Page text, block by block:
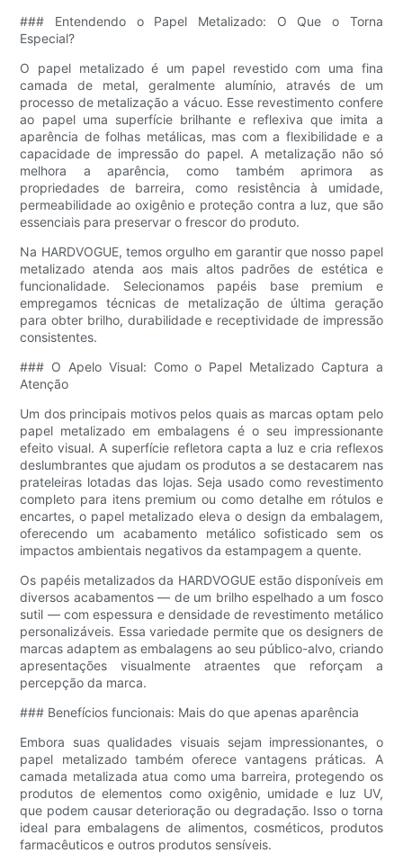
### Entendendo o Papel Metalizado: O Que o Torna
Especial?
O papel metalizado é um papel revestido com uma fina
camada de metal, geralmente alumínio, através de um
processo de metalização a vácuo. Esse revestimento confere
ao papel uma superfície brilhante e reflexiva que imita a
aparência de folhas metálicas, mas com a flexibilidade e a
capacidade de impressão do papel. A metalização não só
melhora a aparência, como também aprimora as
propriedades de barreira, como resistência à umidade,
permeabilidade ao oxigênio e proteção contra a luz, que são
essenciais para preservar o frescor do produto.
Na HARDVOGUE, temos orgulho em garantir que nosso papel
metalizado atenda aos mais altos padrões de estética e
funcionalidade. Selecionamos papéis base premium e
empregamos técnicas de metalização de última geração
para obter brilho, durabilidade e receptividade de impressão
consistentes.
### O Apelo Visual: Como o Papel Metalizado Captura a
Atenção
Um dos principais motivos pelos quais as marcas optam pelo
papel metalizado em embalagens é o seu impressionante
efeito visual. A superfície refletora capta a luz e cria reflexos
deslumbrantes que ajudam os produtos a se destacarem nas
prateleiras lotadas das lojas. Seja usado como revestimento
completo para itens premium ou como detalhe em rótulos e
encartes, o papel metalizado eleva o design da embalagem,
oferecendo um acabamento metálico sofisticado sem os
impactos ambientais negativos da estampagem a quente.
Os papéis metalizados da HARDVOGUE estão disponíveis em
diversos acabamentos — de um brilho espelhado a um fosco
sutil — com espessura e densidade de revestimento metálico
personalizáveis. Essa variedade permite que os designers de
marcas adaptem as embalagens ao seu público-alvo, criando
apresentações visualmente atraentes que reforçam a
percepção da marca.
### Benefícios funcionais: Mais do que apenas aparência
Embora suas qualidades visuais sejam impressionantes, o
papel metalizado também oferece vantagens práticas. A
camada metalizada atua como uma barreira, protegendo os
produtos de elementos como oxigênio, umidade e luz UV,
que podem causar deterioração ou degradação. Isso o torna
ideal para embalagens de alimentos, cosméticos, produtos
farmacêuticos e outros produtos sensíveis.